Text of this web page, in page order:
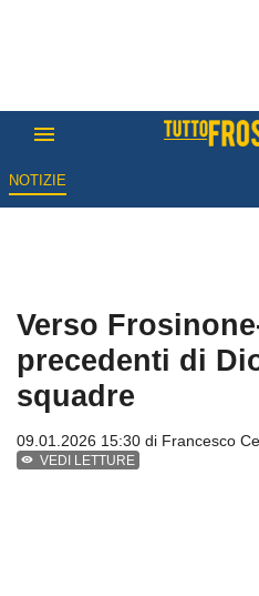
NOTIZIE
Verso
precedenti di
squadre
09.01.2026 15:30 di Francesco
VEDI LETTURE